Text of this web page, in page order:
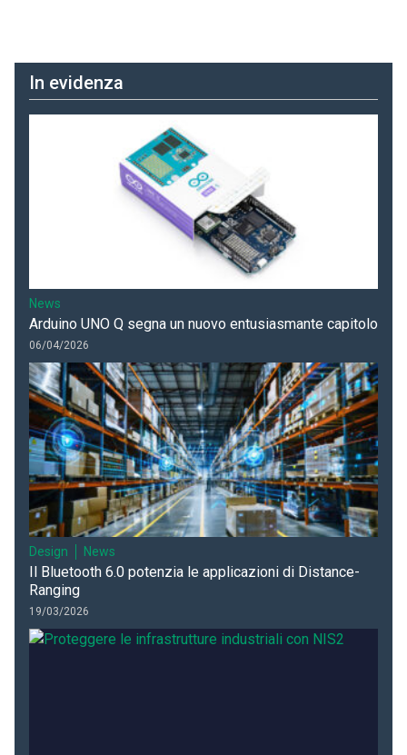
In evidenza
News
Arduino UNO Q segna un nuovo entusiasmante capitolo
06/04/2026
Design News
Il Bluetooth 6.0 potenzia le applicazioni di Distance-
Ranging
19/03/2026